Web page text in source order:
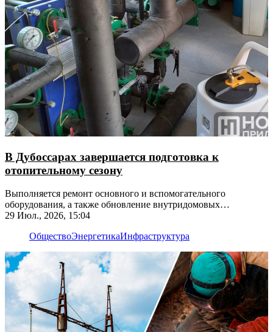
В Дубоссарах завершается подготовка к
отопительному сезону
Выполняется ремонт основного и вспомогательного
оборудования, а также обновление внутридомовых
инженерных сетей
29 Июл., 2026, 15:04
ОбществоЭнергетикаИнфраструктура